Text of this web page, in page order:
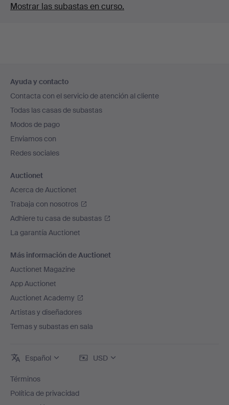
Mostrar las subastas en curso.
en
el
pie
de
página
Ayuda y contacto
Contacta con el servicio de atención al cliente
Todas las casas de subastas
Modos de pago
Enviamos con
Redes sociales
Auctionet
Acerca de Auctionet
Trabaja con nosotros
Adhiere tu casa de subastas
La garantía Auctionet
Más información de Auctionet
Auctionet Magazine
App Auctionet
Auctionet Academy
Artistas y diseñadores
Temas y subastas en sala
Español USD
Términos
Política de privacidad